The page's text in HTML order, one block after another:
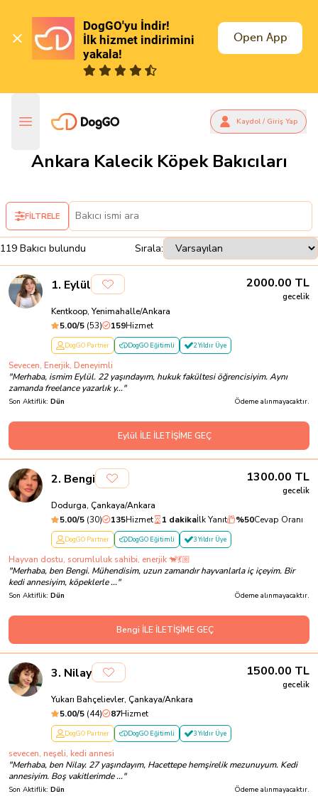
DogGO'yu İndir!
İlk hizmet indirimini
yakala!
Open App
Kaydol / Giriş Yap
Ankara Kalecik Köpek Bakıcıları
FİLTRELE
119 Bakıcı bulundu Sırala:
1. Eylül 2000.00 TL
gecelik
Kentkoop, Yenimahalle/Ankara
5.00/5 (53) 159Hizmet
DogGO Partner DogGO Eğitimli 2 Yıldır Üye
Sevecen, Enerjik, Deneyimli
"Merhaba, ismim Eylül. 22 yaşındayım, hukuk fakültesi öğrencisiyim. Aynı
zamanda freelance yazarlık y..."
Son Aktiflik: Dün Ödeme alınmayacaktır.
Eylül İLE İLETİŞİME GEÇ
2. Bengi 1300.00 TL
gecelik
Dodurga, Çankaya/Ankara
5.00/5 (30) 135Hizmet 1 dakikaİlk Yanıt %50Cevap Oranı
DogGO Partner DogGO Eğitimli 3 Yıldır Üye
Hayvan dostu, sorumluluk sahibi, enerjik 🐒💃🏼
"Merhaba, ben Bengi. Mühendisim, uzun zamandır hayvanlarla iç içeyim. Bir
kedi annesiyim, köpeklerle ..."
Son Aktiflik: Dün Ödeme alınmayacaktır.
Bengi İLE İLETİŞİME GEÇ
3. Nilay 1500.00 TL
gecelik
Yukarı Bahçelievler, Çankaya/Ankara
5.00/5 (44) 87Hizmet
DogGO Partner DogGO Eğitimli 3 Yıldır Üye
sevecen, neşeli, kedi annesi
"Merhaba, ben Nilay. 27 yaşındayım, Hacettepe hemşirelik mezunuyum. Kedi
annesiyim. Boş vakitlerimde ..."
Son Aktiflik: Dün Ödeme alınmayacaktır.